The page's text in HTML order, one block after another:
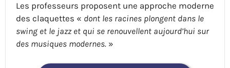
Les professeurs proposent une approche moderne
des claquettes « dont les racines plongent dans le
swing et le jazz et qui se renouvellent aujourd’hui sur
des musiques modernes. »